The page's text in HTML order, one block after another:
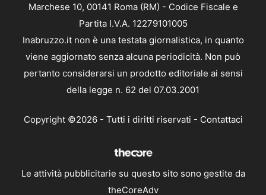
Marchese 10, 00141 Roma (RM) - Codice Fiscale e
Partita I.V.A. 12279101005
Inabruzzo.it non è una testata giornalistica, in quanto
viene aggiornato senza alcuna periodicità. Non può
pertanto considerarsi un prodotto editoriale ai sensi
della legge n. 62 del 07.03.2001
Copyright ©2026 - Tutti i diritti riservati - Contattaci
Le attività pubblicitarie su questo sito sono gestite da
theCoreAdv